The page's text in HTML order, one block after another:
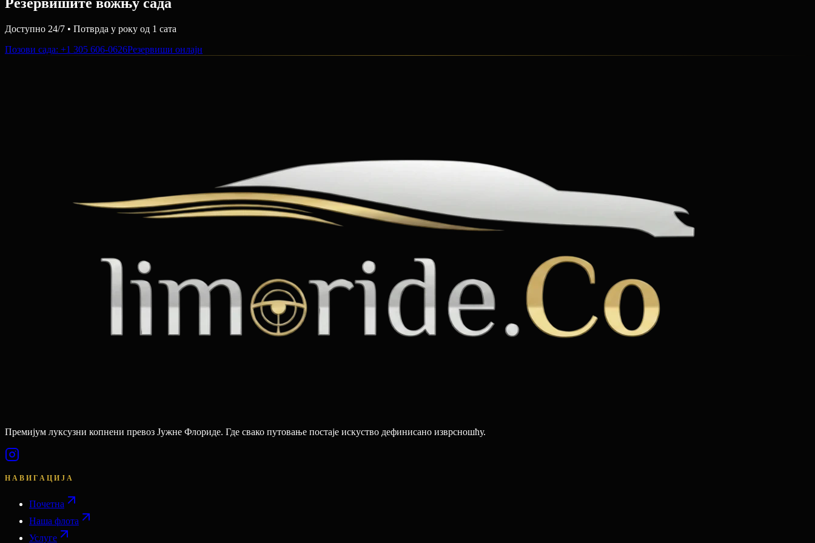
Доступно 24/7 • Потврда у року од 1 сата
Позови сада: +1 305 606-0626Резервиши онлајн
Премијум луксузни копнени превоз Јужне Флориде. Где свако путовање постаје искуство дефинисано изврсношћу.
НАВИГАЦИЈА
Почетна
Наша флота
Услуге